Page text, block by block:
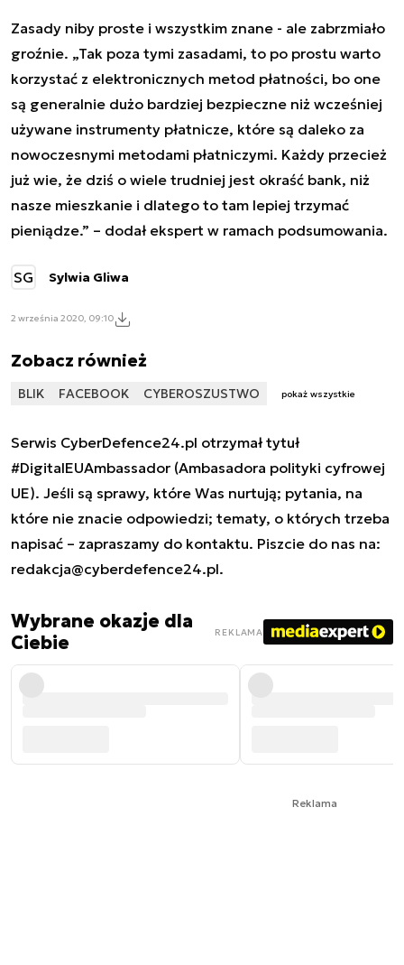
Zasady niby proste i wszystkim znane - ale zabrzmiało
groźnie. „Tak poza tymi zasadami, to po prostu warto
korzystać z elektronicznych metod płatności, bo one
są generalnie dużo bardziej bezpieczne niż wcześniej
używane instrumenty płatnicze, które są daleko za
nowoczesnymi metodami płatniczymi. Każdy przecież
już wie, że dziś o wiele trudniej jest okraść bank, niż
nasze mieszkanie i dlatego to tam lepiej trzymać
pieniądze.” – dodał ekspert w ramach podsumowania.
SG Sylwia Gliwa
2 września 2020, 09:10
Zobacz również
BLIK FACEBOOK CYBEROSZUSTWO pokaż wszystkie
Serwis CyberDefence24.pl otrzymał tytuł
#DigitalEUAmbassador (Ambasadora polityki cyfrowej
UE). Jeśli są sprawy, które Was nurtują; pytania, na
które nie znacie odpowiedzi; tematy, o których trzeba
napisać – zapraszamy do kontaktu. Piszcie do nas na:
redakcja@cyberdefence24.pl.
Wybrane okazje dla
Ciebie
REKLAMA
Reklama